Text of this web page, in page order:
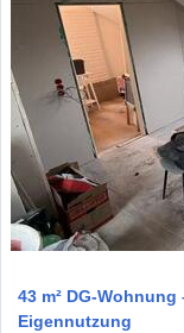
43 m² DG-
Eigennutzung